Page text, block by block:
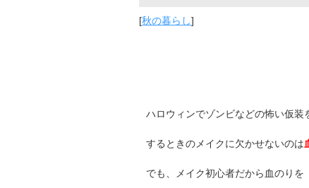
[秋の暮らし]
ハロウィンでゾンビなどの怖い仮装
するときのメイクに欠かせないのは
でも、メイク初心者だから血のりを